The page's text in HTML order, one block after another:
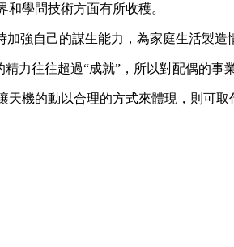
學問技術方面有所收穫。
強自己的謀生能力，為家庭生活製
力往往超過“成就”，所以對配偶的
天機的動以合理的方式來體現，則可